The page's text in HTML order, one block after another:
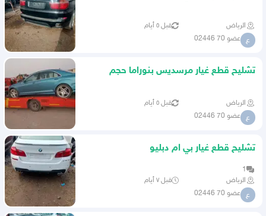
الرياض قبل ٥ أيام
ع عضو 70 02446
تشليح قطع غيار مرسديس بنوراما حجم
الرياض قبل ٥ أيام
ع عضو 70 02446
تشليح قطع غيار بي ام دبليو
1
الرياض
قبل ٧ أيام
ع عضو 70 02446